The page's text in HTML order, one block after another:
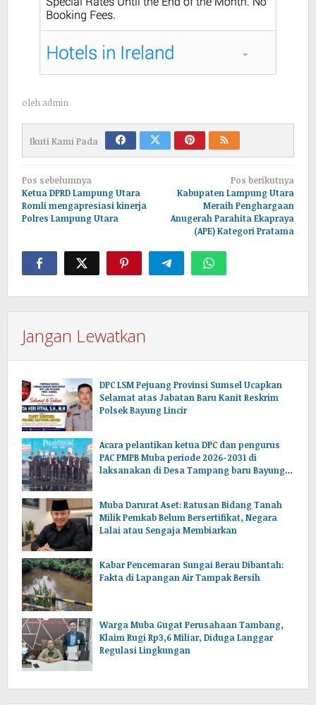
oleh admin
Ikuti Kami Pada
Navigasi
pos
Pos sebelumnya
Ketua DPRD Lampung Utara
Romli mengapresiasi kinerja
Polres Lampung Utara
Pos berikutnya
Kabupaten Lampung Utara
Meraih Penghargaan
Anugerah Parahita Ekapraya
(APE) Kategori Pratama
Jangan Lewatkan
DPC LSM Pejuang Provinsi Sumsel Ucapkan
Selamat atas Jabatan Baru Kanit Reskrim
Polsek Bayung Lincir
Acara pelantikan ketua DPC dan pengurus
PAC PMPB Muba periode 2026-2031 di
laksanakan di Desa Tampang baru Bayung
Muba Darurat Aset: Ratusan Bidang Tanah
Milik Pemkab Belum Bersertifikat, Negara
Lalai atau Sengaja Membiarkan
Kabar Pencemaran Sungai Berau Dibantah:
Fakta di Lapangan Air Tampak Bersih
Warga Muba Gugat Perusahaan Tambang,
Klaim Rugi Rp3,6 Miliar, Diduga Langgar
Regulasi Lingkungan